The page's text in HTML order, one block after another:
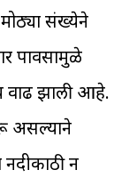
संख्येने
पावसामुळे
वाढ झाली आहे.
असल्याने
नदीकाठी न